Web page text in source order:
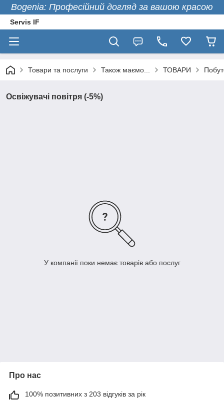
Bogenia: Професійний догляд за вашою красою
Servis IF
Товари та послуги Також маємо... ТОВАРИ
Освіжувачі повітря (-5%)
У компанії поки немає товарів або послуг
Про нас
100% позитивних з 203 відгуків за рік